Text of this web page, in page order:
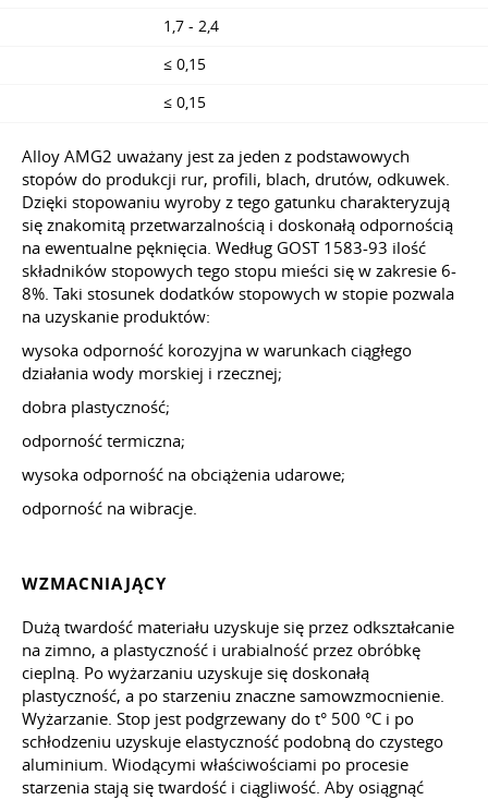
1,7 - 2,4
≤ 0,15
≤ 0,15
Alloy AMG2 uważany jest za jeden z podstawowych
stopów do produkcji rur, profili, blach, drutów, odkuwek.
Dzięki stopowaniu wyroby z tego gatunku charakteryzują
się znakomitą przetwarzalnością i doskonałą odpornością
na ewentualne pęknięcia. Według GOST 1583-93 ilość
składników stopowych tego stopu mieści się w zakresie 6-
8%. Taki stosunek dodatków stopowych w stopie pozwala
na uzyskanie produktów:
wysoka odporność korozyjna w warunkach ciągłego
działania wody morskiej i rzecznej;
dobra plastyczność;
odporność termiczna;
wysoka odporność na obciążenia udarowe;
odporność na wibracje.
WZMACNIAJĄCY
Dużą twardość materiału uzyskuje się przez odkształcanie
na zimno, a plastyczność i urabialność przez obróbkę
cieplną. Po wyżarzaniu uzyskuje się doskonałą
plastyczność, a po starzeniu znaczne samowzmocnienie.
Wyżarzanie. Stop jest podgrzewany do t° 500 °C i po
schłodzeniu uzyskuje elastyczność podobną do czystego
aluminium. Wiodącymi właściwościami po procesie
starzenia stają się twardość i ciągliwość. Aby osiągnąć